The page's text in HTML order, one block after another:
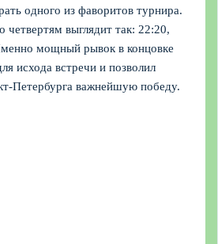
одного из фаворитов турнира.
четвертям выглядит так: 22:20,
мощный рывок в концовке
исхода встречи и позволил
Петербурга важнейшую победу.